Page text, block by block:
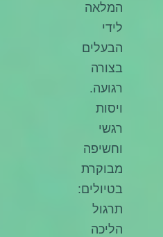
המלאה
לידי
הבעלים
בצורה
רגועה.
ויסות
רגשי
וחשיפה
מבוקרת
בטיולים:
תרגול
הליכה